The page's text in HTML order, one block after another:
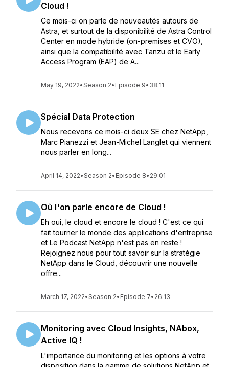
Cloud !
Ce mois-ci on parle de nouveautés autours de
Astra, et surtout de la disponibilité de Astra Control
Center en mode hybride (on-premises et CVO),
ainsi que la compatibilité avec Tanzu et le Early
Access Program (EAP) de A...
May 19, 2022•Season 2• Episode 9• 38:11
Spécial Data Protection
Nous recevons ce mois-ci deux SE chez NetApp,
Marc Pianezzi et Jean-Michel Langlet qui viennent
nous parler en long...
April 14, 2022•Season 2• Episode 8• 29:01
Où l'on parle encore de Cloud !
Eh oui, le cloud et encore le cloud ! C'est ce qui
fait tourner le monde des applications d'entreprise
et Le Podcast NetApp n'est pas en reste !
Rejoignez nous pour tout savoir sur la stratégie
NetApp dans le Cloud, découvrir une nouvelle
offre...
March 17, 2022•Season 2• Episode 7• 26:13
Monitoring avec Cloud Insights, NAbox,
Active IQ !
L'importance du monitoring et les options à votre